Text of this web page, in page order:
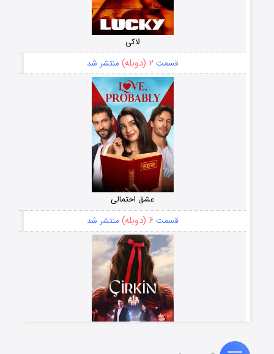
لاکی
قسمت ۲ (دوبله) منتشر شد
عشق احتمالی
قسمت ۶ (دوبله) منتشر شد